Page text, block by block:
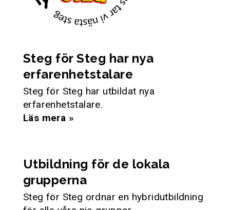
Steg för Steg har nya
erfarenhetstalare
Steg för Steg har utbildat nya
erfarenhetstalare.
Läs mera »
Utbildning för de lokala
grupperna
Steg för Steg ordnar en hybridutbildning